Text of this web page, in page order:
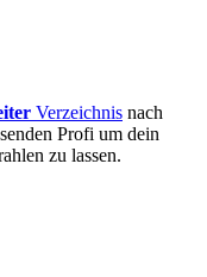
Verzeichnis nach
Profi um dein
zu lassen.